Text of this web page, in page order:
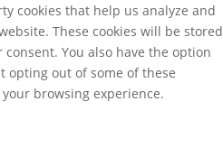
cookies that help us analyze and
These cookies will be stored
You also have the option
opting out of some of these
browsing experience.